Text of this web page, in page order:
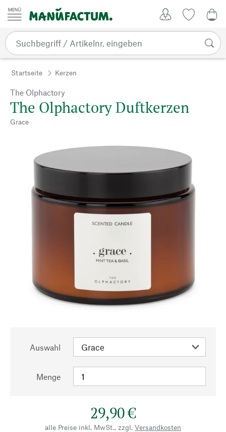
Zum Inhalt springen
Startseite Kerzen
The Olphactory
The Olphactory Duftkerzen
Grace
Auswahl
Menge
29,90 €
alle Preise inkl. MwSt., zzgl. Versandkosten